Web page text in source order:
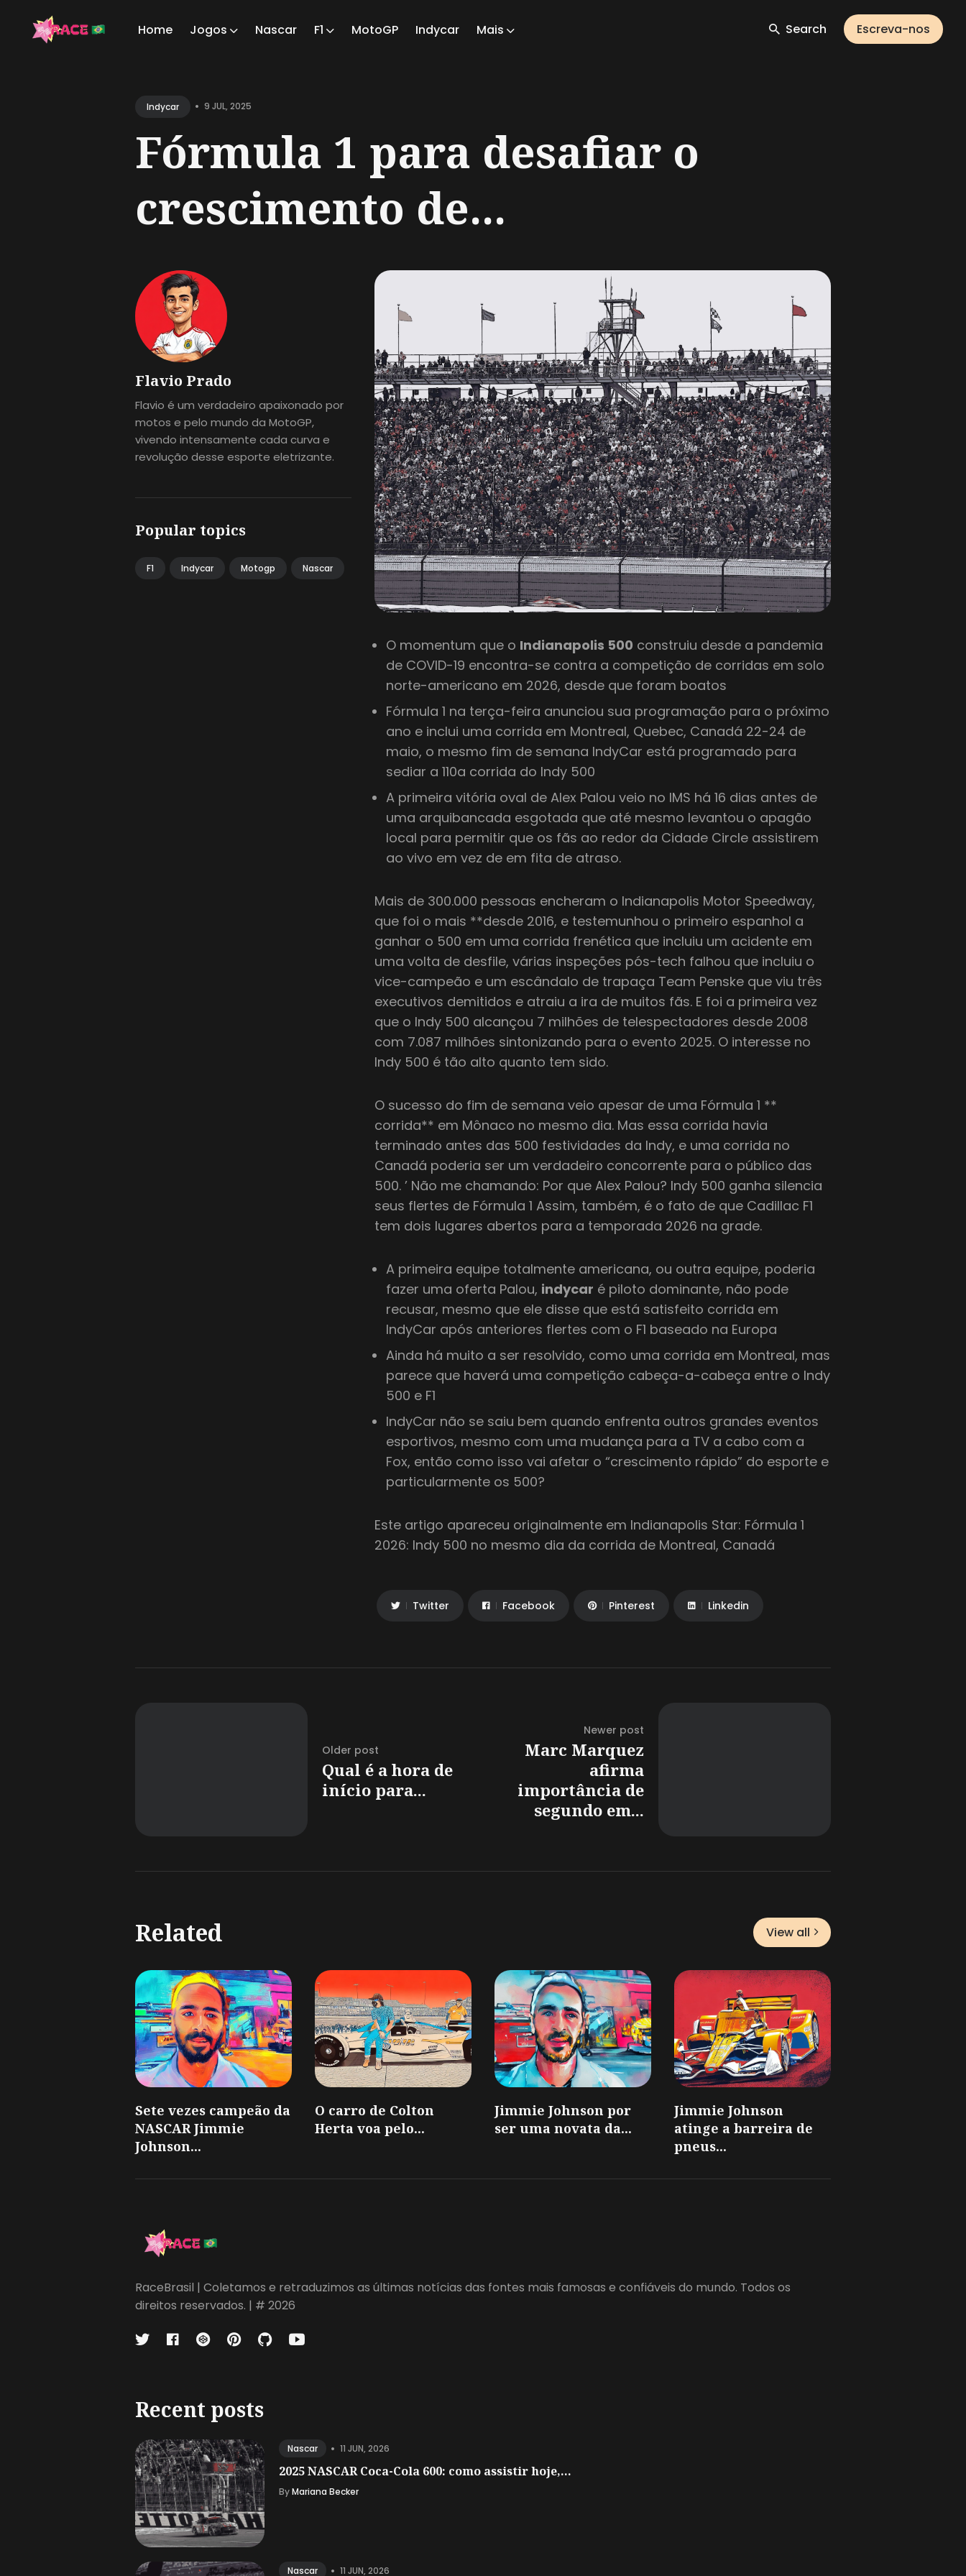
Home Jogos Nascar F1 MotoGP Indycar Mais Search Escreva-nos
Indycar • 9 JUL, 2025
Fórmula 1 para desafiar o
crescimento de...
Flavio Prado
Flavio é um verdadeiro apaixonado por
motos e pelo mundo da MotoGP,
vivendo intensamente cada curva e
revolução desse esporte eletrizante.
Popular topics
F1 Indycar Motogp Nascar
O momentum que o Indianapolis 500 construiu desde a pandemia
de COVID-19 encontra-se contra a competição de corridas em solo
norte-americano em 2026, desde que foram boatos
Fórmula 1 na terça-feira anunciou sua programação para o próximo
ano e inclui uma corrida em Montreal, Quebec, Canadá 22-24 de
maio, o mesmo fim de semana IndyCar está programado para
sediar a 110a corrida do Indy 500
A primeira vitória oval de Alex Palou veio no IMS há 16 dias antes de
uma arquibancada esgotada que até mesmo levantou o apagão
local para permitir que os fãs ao redor da Cidade Circle assistirem
ao vivo em vez de em fita de atraso.
Mais de 300.000 pessoas encheram o Indianapolis Motor Speedway,
que foi o mais **desde 2016, e testemunhou o primeiro espanhol a
ganhar o 500 em uma corrida frenética que incluiu um acidente em
uma volta de desfile, várias inspeções pós-tech falhou que incluiu o
vice-campeão e um escândalo de trapaça Team Penske que viu três
executivos demitidos e atraiu a ira de muitos fãs. E foi a primeira vez
que o Indy 500 alcançou 7 milhões de telespectadores desde 2008
com 7.087 milhões sintonizando para o evento 2025. O interesse no
Indy 500 é tão alto quanto tem sido.
O sucesso do fim de semana veio apesar de uma Fórmula 1 **
corrida** em Mônaco no mesmo dia. Mas essa corrida havia
terminado antes das 500 festividades da Indy, e uma corrida no
Canadá poderia ser um verdadeiro concorrente para o público das
500. ’ Não me chamando: Por que Alex Palou? Indy 500 ganha silencia
seus flertes de Fórmula 1 Assim, também, é o fato de que Cadillac F1
tem dois lugares abertos para a temporada 2026 na grade.
A primeira equipe totalmente americana, ou outra equipe, poderia
fazer uma oferta Palou, indycar é piloto dominante, não pode
recusar, mesmo que ele disse que está satisfeito corrida em
IndyCar após anteriores flertes com o F1 baseado na Europa
Ainda há muito a ser resolvido, como uma corrida em Montreal, mas
parece que haverá uma competição cabeça-a-cabeça entre o Indy
500 e F1
IndyCar não se saiu bem quando enfrenta outros grandes eventos
esportivos, mesmo com uma mudança para a TV a cabo com a
Fox, então como isso vai afetar o “crescimento rápido” do esporte e
particularmente os 500?
Este artigo apareceu originalmente em Indianapolis Star: Fórmula 1
2026: Indy 500 no mesmo dia da corrida de Montreal, Canadá
Twitter Facebook Pinterest Linkedin
Older post
Qual é a hora de
início para...
Newer post
Marc Marquez
afirma
importância de
segundo em...
Related View all
Sete vezes campeão da
NASCAR Jimmie
Johnson...
O carro de Colton
Herta voa pelo...
Jimmie Johnson por
ser uma novata da...
Jimmie Johnson
atinge a barreira de
pneus...
RaceBrasil | Coletamos e retraduzimos as últimas notícias das fontes mais famosas e confiáveis do mundo. Todos os
direitos reservados. | # 2026
Recent posts
Nascar • 11 JUN, 2026
2025 NASCAR Coca-Cola 600: como assistir hoje,...
ByMariana Becker
Nascar • 11 JUN, 2026